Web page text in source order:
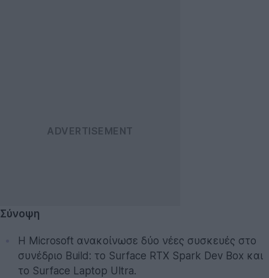
Σύνοψη
Η Microsoft ανακοίνωσε δύο νέες συσκευές στο
συνέδριο Build: το Surface RTX Spark Dev Box και
το Surface Laptop Ultra.